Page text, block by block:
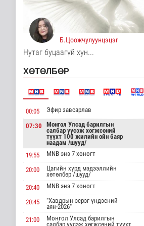
Энхтайваны гүүрний
баруун талын туслах
Нийгэм
19 цаг 40 минутын өмнө
Эрүүл мэнд
Дэлхийн хамгийн том
хиймэл оюуны
тооцооллын нэгд..
Дэлхийд
19 цаг 46 минутын өмнө
АТГ: Авлигын эсрэг
сургалтад 110 албан
тушаалтны..
Нийгэм
Б.Цоожчулуунцэцэг
Нутаг буцаагүй хун...
ХӨТӨЛБӨР
00:05 Эфир завсарлав
07:30
Монгол Улсад барилгын
салбар үүсэж хөгжсөний
түүхт 100 жилийн ойн баяр
наадам /шууд/
19:55
MNB энэ 7 хоногт
20:00
Цагийн хүрд мэдээллийн
хөтөлбөр /шууд/
20:40
MNB энэ 7 хоногт
20:45
"Хавдрын эсрэг үндэсний
аян-2026"
21:00
Монгол Улсад барилгын
салбар үүсэж хөгжсөний түүхт